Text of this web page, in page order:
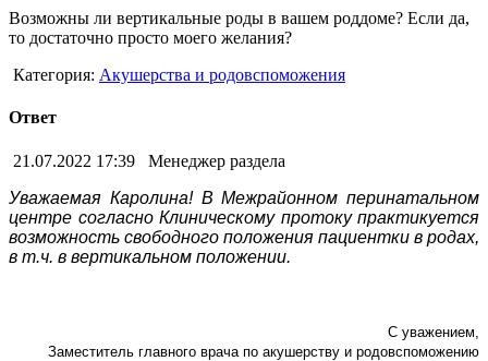
Возможны ли вертикальные роды в вашем роддоме? Если да,
то достаточно просто моего желания?
Категория: Акушерства и родовспоможения
Ответ
21.07.2022 17:39
Менеджер раздела
Уважаемая Каролина! В Межрайонном перинатальном
центре согласно Клиническому протоку практикуется
возможность свободного положения пациентки в родах,
в т.ч. в вертикальном положении.
С уважением,
Заместитель главного врача по акушерству и родовспоможению